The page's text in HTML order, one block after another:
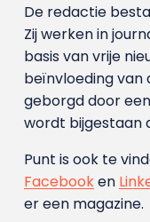
De redactie
Zij werken in
basis van vrije
beïnvloeding van
geborgd door een
wordt bijgestaan
Punt is ook te
Facebooken
er een magazine.